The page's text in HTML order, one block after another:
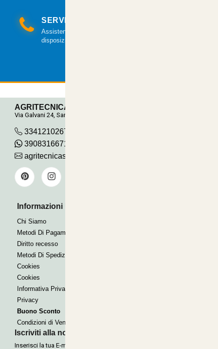
SERVIZIO CLIENTI
Assistenza clienti via mail e telefonica a tua
disposizione.
AGRITECNICA S.R.L.
Via Galvani 24, San Pancrazio
3341210267
390831667115
agritecnicasrl@gmail.com
Informazioni Utili
Chi Siamo
Metodi Di Pagamento
Diritto recesso
Metodi Di Spedizione
Cookies
Cookies
Informativa Privacy
Privacy
Buono Sconto
Condizioni di Vendita
Iscriviti alla nostra Newsletter
Inserisci la tua E-mail per ricevere le nostre offerte tramite